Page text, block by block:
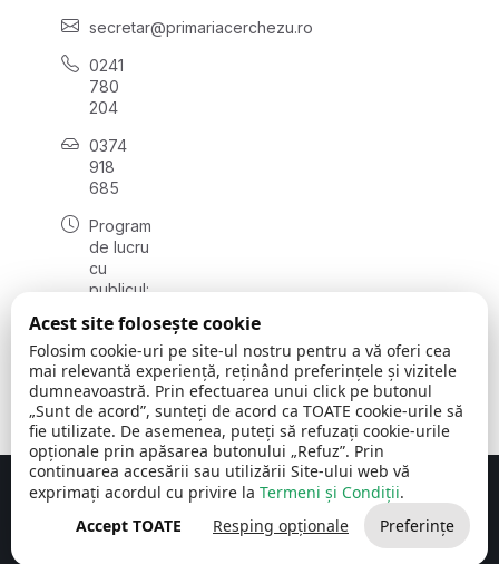
secretar@primariacerchezu.ro
0241
780
204
0374
918
685
Program
de lucru
cu
publicul:
08:00 -
16:30
, vineri:
08:00 -
14:00
Comuna Cerchezu © 2026Toate drepturile rezervate
Concept realizat de Big Media Relații Publice SRL
Acest site folosește cookie
Folosim cookie-uri pe site-ul nostru pentru a vă oferi cea
mai relevantă experiență, reținând preferințele și vizitele
dumneavoastră. Prin efectuarea unui click pe butonul
„Sunt de acord”, sunteți de acord ca TOATE cookie-urile să
fie utilizate. De asemenea, puteți să refuzați cookie-urile
opționale prin apăsarea butonului „Refuz”. Prin
continuarea accesării sau utilizării Site-ului web vă
exprimați acordul cu privire la Termeni și Condiții.
Accept TOATE
Resping opționale Preferințe